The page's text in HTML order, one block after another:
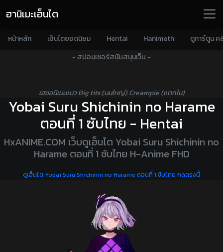
ฮานิเมะเฮ็นไต
หน้าหลัก เฮ็นไตยอดนิยม Hentai Hanimeth
ดูการ์ตูน ค
- สปอนเซอร์สนับสนุนเว็บ -
เฮชอนิเมะแนว Big tits (นมใหญ่) Creampie (แตกใน)
Yobai Suru Shichinin no Harame
ตอนที่ 1 ซับไทย - Hentai
HxANIME.COM เว็บดูเฮ็นไต Yobai Suru Shichinin no
Harame ตอนที่ 1 ซับไทย H-Anime FHD
ดูเฮ็นไต Yobai Suru Shichinin no Harame ตอนที่ 1 ซับไทย กดตรงนี้